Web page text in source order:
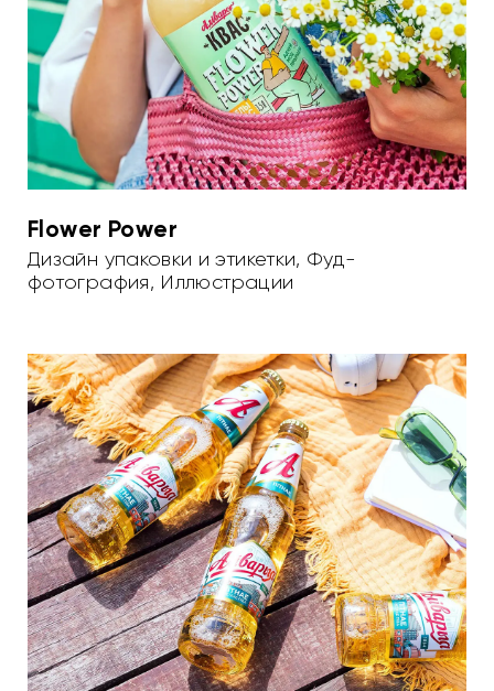
Flower Power
Дизайн упаковки и этикетки, Фуд-
фотография, Иллюстрации